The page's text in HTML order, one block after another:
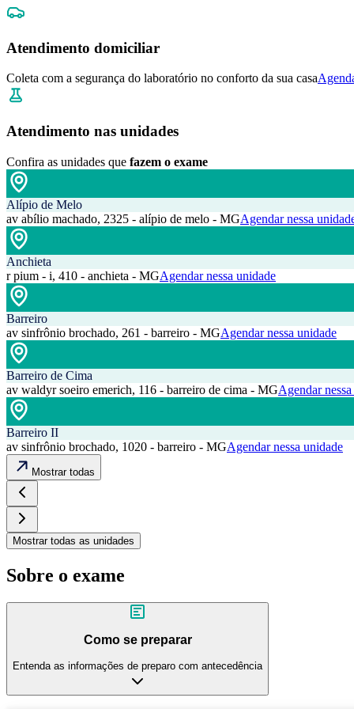
Atendimento domiciliar
Coleta com a segurança do laboratório no conforto da sua casa
Atendimento nas unidades
Confira as unidades que fazem o exame
Alípio de Melo
av abílio machado, 2325 - alípio de melo - MGAgendar nessa
Anchieta
r pium - i, 410 - anchieta - MGAgendar nessa unidade
Barreiro
av sinfrônio brochado, 261 - barreiro - MGAgendar nessa unidade
Barreiro de Cima
av waldyr soeiro emerich, 116 - barreiro de cima - MGAgendar
Barreiro II
av sinfrônio brochado, 1020 - barreiro - MGAgendar nessa unidade
Mostrar todas
Mostrar todas as unidades
Sobre o exame
Como se preparar
Entenda as informações de preparo com antecedência